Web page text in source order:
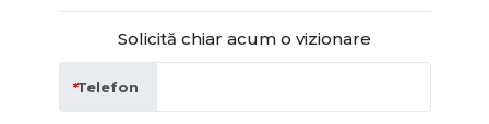
Solicită chiar acum o vizionare
Telefon